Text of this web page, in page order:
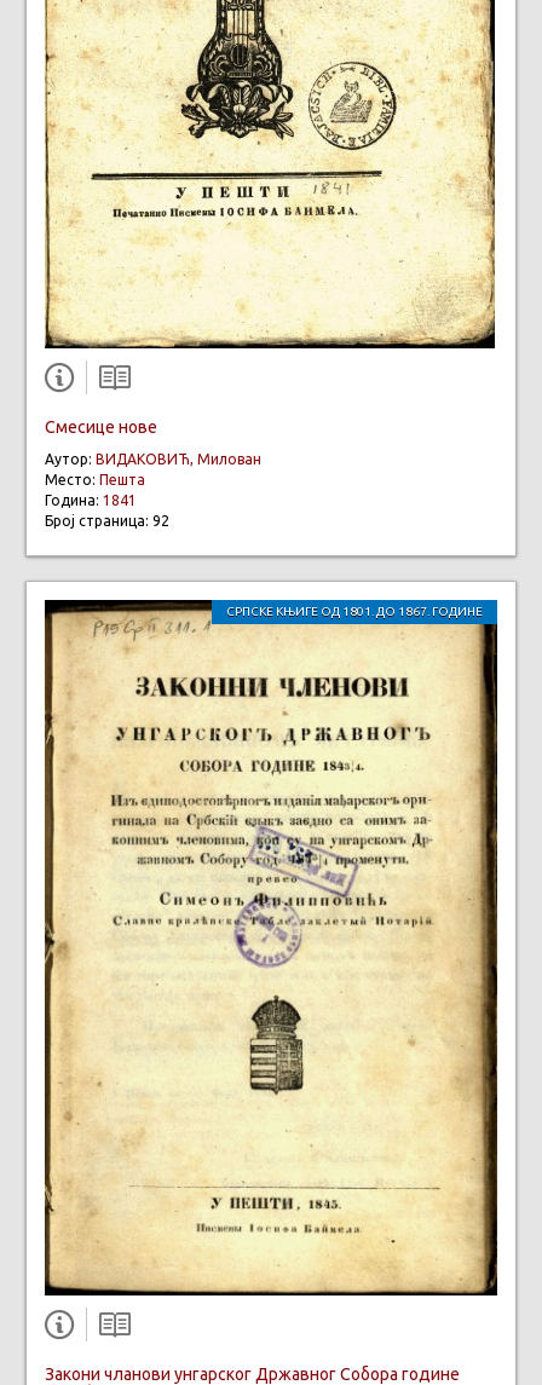
Смесице нове
Аутор: ВИДАКОВИЋ, Милован
Место: Пешта
Година: 1841
Број страница: 92
СРПСКЕ КЊИГЕ ОД 1801. ДО 1867. ГОДИНЕ
Закони чланови унгарског Државног Собора године